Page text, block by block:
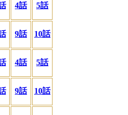
4話 5話
9話 10話
4話 5話
9話 10話